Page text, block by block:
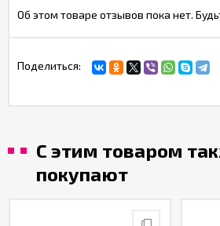
Об этом товаре отзывов пока нет.
Поделиться:
С этим товаром
покупают